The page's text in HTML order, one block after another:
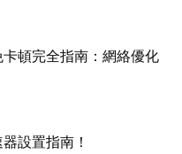
頓完全指南：網絡優化
設置指南！